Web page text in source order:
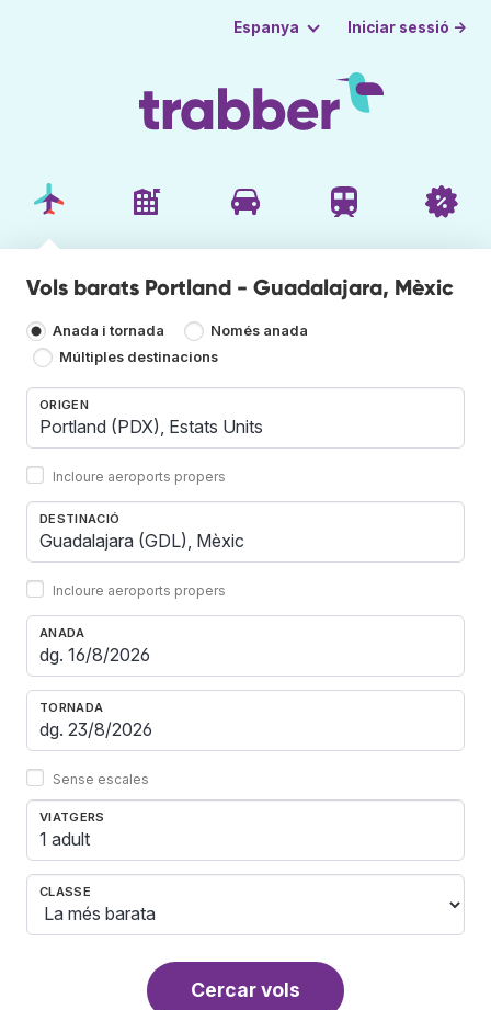
Espanya Iniciar sessió →
Vols barats Portland - Guadalajara, Mèxic
Anada i tornada
Només anada
Múltiples destinacions
ORIGEN
Incloure aeroports propers
DESTINACIÓ
Incloure aeroports propers
ANADA
TORNADA
Sense escales
VIATGERS
1 adult
CLASSE
Cercar vols